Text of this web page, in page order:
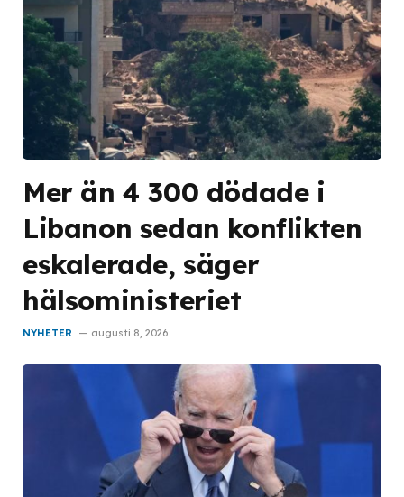
Mer än 4 300 dödade i
Libanon sedan konflikten
eskalerade, säger
hälsoministeriet
NYHETER augusti 8, 2026